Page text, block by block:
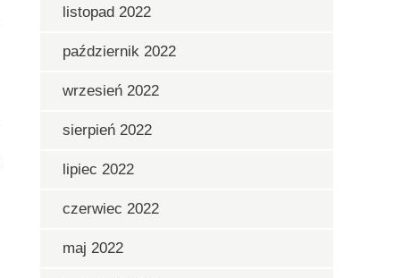
listopad 2022
październik 2022
wrzesień 2022
sierpień 2022
lipiec 2022
czerwiec 2022
maj 2022